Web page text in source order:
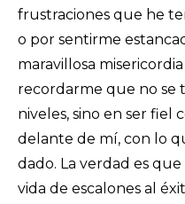
frustraciones que he
o por sentirme
maravillosa
recordarme que no se
niveles, sino en ser fiel
delante de mí, con lo
dado. La verdad es
vida de escalones al